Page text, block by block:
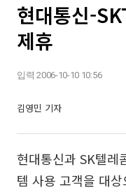
현대통신-
제휴
입력 2006-10-10 10:56
김영민 기자
현대통신과 SK텔레
템 사용 고객을 대